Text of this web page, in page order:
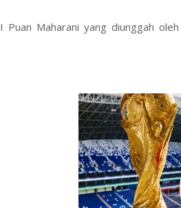
Maharani yang diunggah